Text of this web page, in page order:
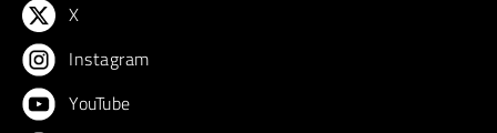
X
Instagram
YouTube